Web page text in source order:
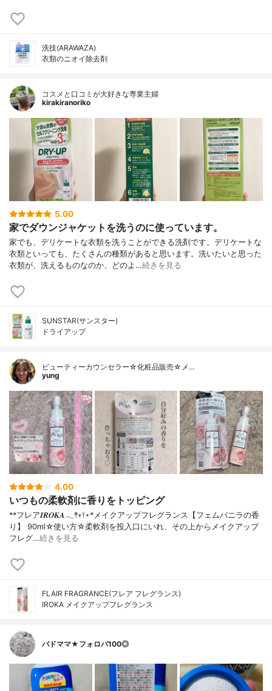
洗技(ARAWAZA)
衣類のニオイ除去剤
コスメと口コミが大好きな専業主婦
kirakiranoriko
5.00
家でダウンジャケットを洗うのに使っています。
家でも、デリケートな衣類を洗うことができる洗剤です。デリケートな
衣類といっても、たくさんの種類があると思います。洗いたいと思った
衣類が、洗えるものなのか、どのよ…続きを見る
SUNSTAR(サンスター)
ドライアップ
ビューティーカウンセラー☆化粧品販売☆メ…
yung
4.00
いつもの柔軟剤に香りをトッピング
**フレア𝑰𝑹𝑶𝑲𝑨𓂃𖤥𖥧𖥣⋆*⁡メイクアップフレグランス【フェムバニラの香
り】 90ml⁡⁡⁡☆使い方☆柔軟剤を投入口にいれ、その上からメイクアップ
フレグ…続きを見る
FLAIR FRAGRANCE(フレア フレグランス)
IROKA メイクアップフレグランス
バドママ★フォロバ100◎